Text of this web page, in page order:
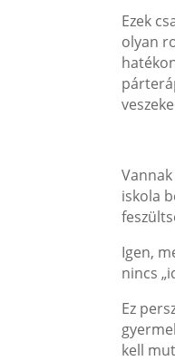
Ezek
olyan
iskola
Igen,
nincs
Ez
kell